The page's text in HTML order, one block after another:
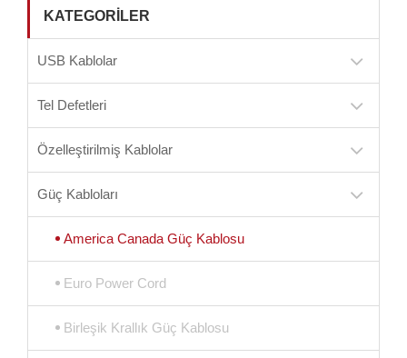
KATEGORILER
USB Kablolar
Tel Defetleri
Özelleştirilmiş Kablolar
Güç Kabloları
America Canada Güç Kablosu
Euro Power Cord
Birleşik Krallık Güç Kablosu